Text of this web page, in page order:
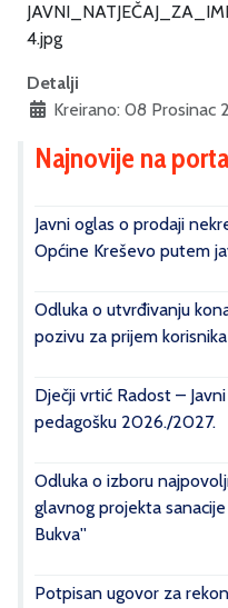
Detalji
Kreirano: 08 Prosinac
Najnovije na
Javni oglas o prodaji
Općine Kreševo putem
Odluka o utvrđivanju
pozivu za prijem
Dječji vrtić Radost –
pedagošku 2026./2027.
Odluka o izboru
glavnog projekta
Bukva''
Potpisan ugovor za